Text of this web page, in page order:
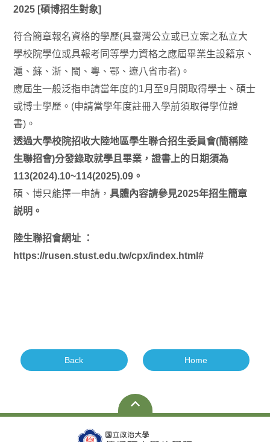
2025 [碩博招生對象]
符合簡章報名資格的學歷(具臺灣公立或已立案之私立大
學校院學位或具報考同等學力資格之應屆畢業生設籍京、
滬、蘇、浙、閩、粵、鄂、遼八省市者)。
應屆生一般泛指申請當年度的1月至9月間取得學士、碩士
或博士學歷。(申請當學年度註冊入學前須取得學位證
書)。
透過大學校院招收大陸地區學生聯合招生委員會(簡稱陸
生聯招會)分發錄取就學且畢業，證書上的日期須為
113(2024).10~114(2025).09。
碩、博只能擇一申請，具體內容請參見2025年招生簡章
説明。
陸生聯招會網址 ：
https://rusen.stust.edu.tw/cpx/index.html#
Back Home